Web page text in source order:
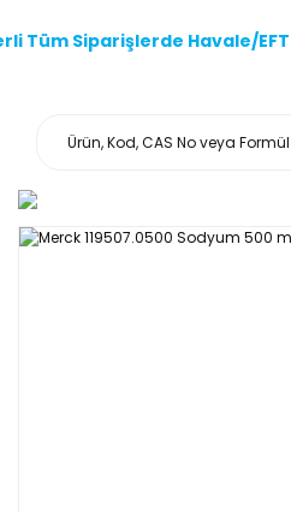
Tüm Siparişlerde Havale/